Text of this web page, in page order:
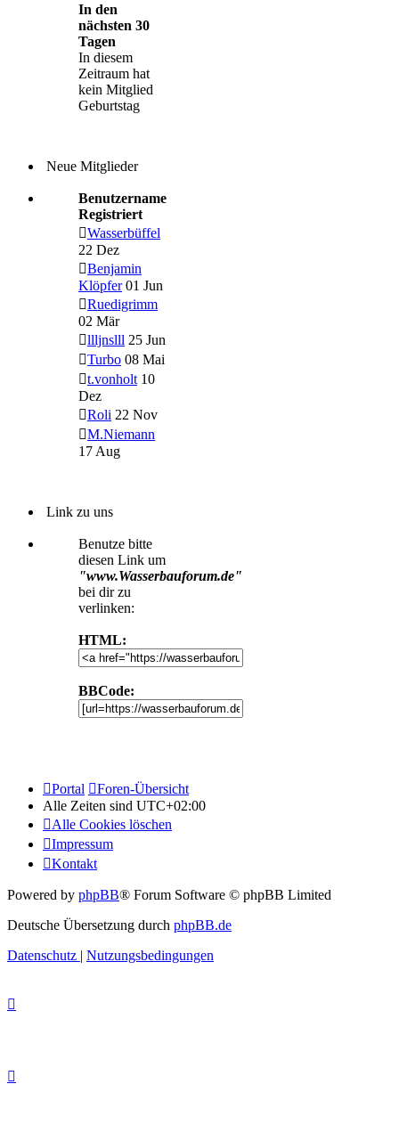
In den
nächsten 30
Tagen
In diesem
Zeitraum hat
kein Mitglied
Geburtstag
Neue Mitglieder
Benutzername
Registriert
Wasserbüffel
22 Dez
Benjamin
Klöpfer 01 Jun
Ruedigrimm
02 Mär
llljnslll 25 Jun
Turbo 08 Mai
t.vonholt 10
Dez
Roli 22 Nov
M.Niemann
17 Aug
Link zu uns
Benutze bitte
diesen Link um
"www.Wasserbauforum.de"
bei dir zu
verlinken:
HTML:
BBCode:
Portal
Foren-Übersicht
Alle Zeiten sind UTC+02:00
Alle Cookies löschen
Impressum
Kontakt
Powered by phpBB® Forum Software © phpBB Limited
Deutsche Übersetzung durch phpBB.de
Datenschutz | Nutzungsbedingungen